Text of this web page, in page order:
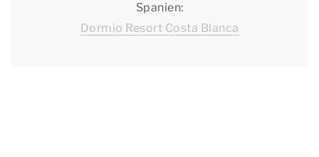
Spanien:
Dormio Resort Costa Blanca